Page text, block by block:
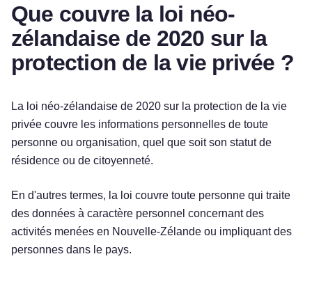
Que couvre la loi néo-
zélandaise de 2020 sur la
protection de la vie privée ?
La loi néo-zélandaise de 2020 sur la protection de la vie
privée couvre les informations personnelles de toute
personne ou organisation, quel que soit son statut de
résidence ou de citoyenneté.
En d'autres termes, la loi couvre toute personne qui traite
des données à caractère personnel concernant des
activités menées en Nouvelle-Zélande ou impliquant des
personnes dans le pays.